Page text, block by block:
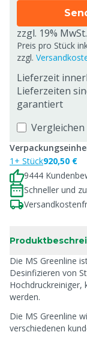
zzgl. 19% MwSt.
Preis pro Stück
zzgl.
Lieferzeit
Lieferzeiten
garantiert
Vergleichen
1+ Stück920,50 €
9444
Schneller und
Die MS Greenline
Desinfizieren von
Hochdruckreiniger,
werden.
Die MS Greenline
verschiedenen